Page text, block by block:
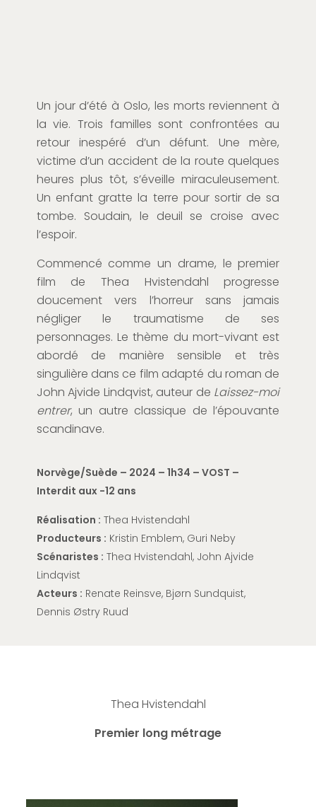
Un jour d’été à Oslo, les morts reviennent à
la vie. Trois familles sont confrontées au
retour inespéré d’un défunt. Une mère,
victime d’un accident de la route quelques
heures plus tôt, s’éveille miraculeusement.
Un enfant grattela terre pour sortir de sa
tombe. Soudain, le deuil se croise avec
l’espoir.
Commencé comme un drame, le premier
film de Thea Hvistendahl progresse
doucement vers l’horreur sans jamais
négliger le traumatisme de ses
personnages. Le thème du mort-vivant est
abordé de manière sensible et très
singulière dans ce film adapté du roman de
JohnAjvide Lindqvist, auteur de Laissez-moi
entrer, un autre classique de l’épouvante
scandinave.
Norvège/Suède – 2024 – 1h34 – VOST –
Interdit aux -12 ans
Réalisation : Thea Hvistendahl
Producteurs : Kristin Emblem, Guri Neby
Scénaristes : Thea Hvistendahl, John Ajvide
Lindqvist
Acteurs : Renate Reinsve, Bjørn Sundquist,
Dennis ØstryRuud
Thea Hvistendahl
Premier long métrage